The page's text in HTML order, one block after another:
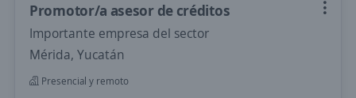
Promotor/a asesor de créditos
Importante empresa del sector
Mérida, Yucatán
Presencial y remoto